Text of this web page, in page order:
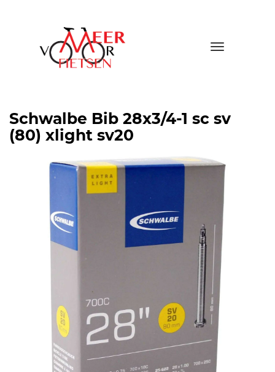
Toggle
Schwalbe Bib 28x3/4-1 sc sv
(80) xlight sv20